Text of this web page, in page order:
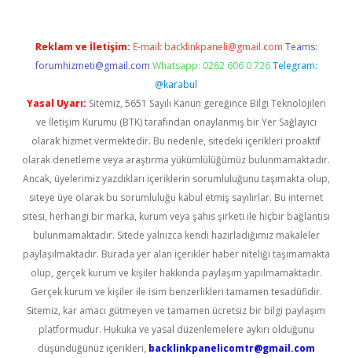
Reklam ve İletişim: E-mail: backlinkpaneli@gmail.com Teams:
forumhizmeti@gmail.com Whatsapp: 0262 606 0 726 Telegram:
@karabul
Yasal Uyarı: Sitemiz, 5651 Sayılı Kanun gereğince Bilgi Teknolojileri
ve İletişim Kurumu (BTK) tarafından onaylanmış bir Yer Sağlayıcı
olarak hizmet vermektedir. Bu nedenle, sitedeki içerikleri proaktif
olarak denetleme veya araştırma yükümlülüğümüz bulunmamaktadır.
Ancak, üyelerimiz yazdıkları içeriklerin sorumluluğunu taşımakta olup,
siteye üye olarak bu sorumluluğu kabul etmiş sayılırlar. Bu internet
sitesi, herhangi bir marka, kurum veya şahıs şirketi ile hiçbir bağlantısı
bulunmamaktadır. Sitede yalnızca kendi hazırladığımız makaleler
paylaşılmaktadır. Burada yer alan içerikler haber niteliği taşımamakta
olup, gerçek kurum ve kişiler hakkında paylaşım yapılmamaktadır.
Gerçek kurum ve kişiler ile isim benzerlikleri tamamen tesadüfidir.
Sitemiz, kar amacı gütmeyen ve tamamen ücretsiz bir bilgi paylaşım
platformudur. Hukuka ve yasal düzenlemelere aykırı olduğunu
düşündüğünüz içerikleri, backlinkpanelicomtr@gmail.com